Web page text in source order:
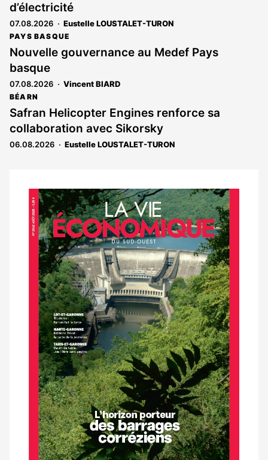
d’électricité
07.08.2026 Eustelle LOUSTALET-TURON
PAYS BASQUE
Nouvelle gouvernance au Medef Pays
basque
07.08.2026 Vincent BIARD
BÉARN
Safran Helicopter Engines renforce sa
collaboration avec Sikorsky
06.08.2026 Eustelle LOUSTALET-TURON
Notre
dernier
magazine